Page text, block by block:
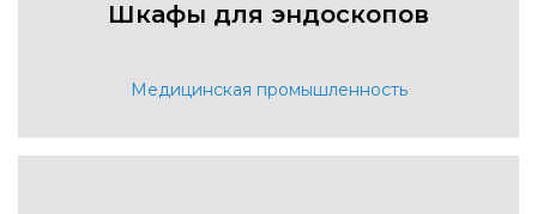
Шкафы для эндоскопов
Медицинская промышленность